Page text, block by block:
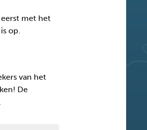
met het
op.
van het
De